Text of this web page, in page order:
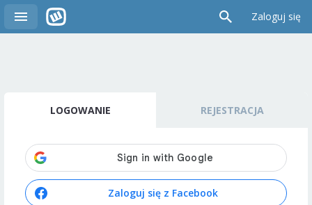
Zaloguj się
LOGOWANIE REJESTRACJA
Zaloguj się z Facebook